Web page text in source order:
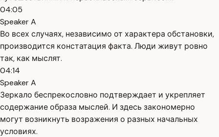
04:05
Speaker A
Во всех случаях, независимо от характера обстановки,
производится констатация факта. Люди живут ровно
так, как мыслят.
04:14
Speaker A
Зеркало беспрекословно подтверждает и укрепляет
содержание образа мыслей. И здесь закономерно
могут возникнуть возражения о разных начальных
условиях.